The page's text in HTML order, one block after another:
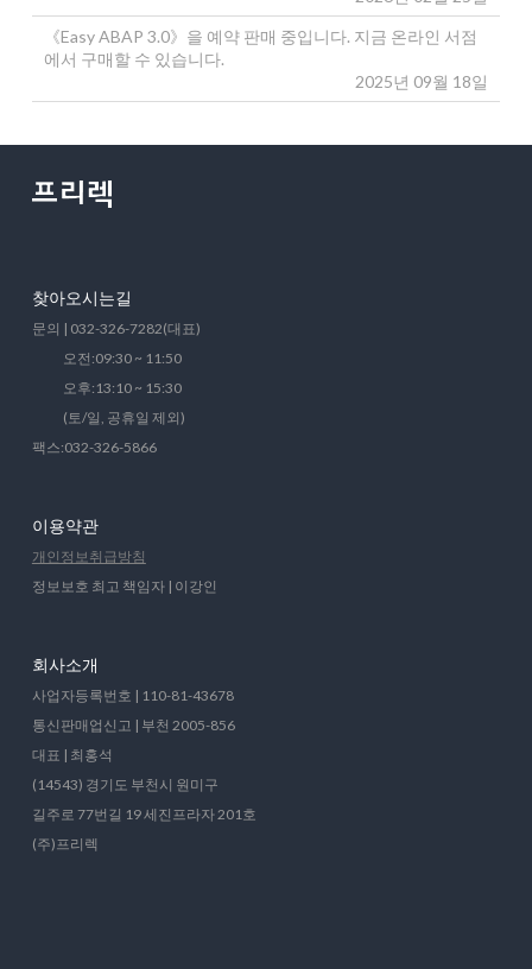
《Easy ABAP 3.0》을 예약 판매 중입니다. 지금 온라인 서점
에서 구매할 수 있습니다.
2025년 09월 18일
찾아오시는길
문의 | 032-326-7282(대표)
오전:09:30 ~ 11:50
오후:13:10 ~ 15:30
(토/일, 공휴일 제외)
팩스:032-326-5866
이용약관
개인정보취급방침
정보보호 최고 책임자 | 이강인
회사소개
사업자등록번호 | 110-81-43678
통신판매업신고 | 부천 2005-856
대표 | 최홍석
(14543) 경기도 부천시 원미구
길주로 77번길 19 세진프라자 201호
(주)프리렉